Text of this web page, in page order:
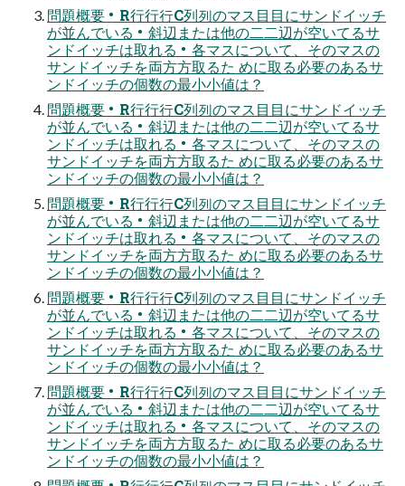
問題概要 • R⾏行行C列列のマス⽬目にサンドイッチ
が並んでいる • 斜辺または他の⼆二辺が空いてるサ
ンドイッチは取れる • 各マスについて、そのマスの
サンドイッチを両⽅方取るた めに取る必要のあるサ
ンドイッチの個数の最⼩小値は？
問題概要 • R⾏行行C列列のマス⽬目にサンドイッチ
が並んでいる • 斜辺または他の⼆二辺が空いてるサ
ンドイッチは取れる • 各マスについて、そのマスの
サンドイッチを両⽅方取るた めに取る必要のあるサ
ンドイッチの個数の最⼩小値は？
問題概要 • R⾏行行C列列のマス⽬目にサンドイッチ
が並んでいる • 斜辺または他の⼆二辺が空いてるサ
ンドイッチは取れる • 各マスについて、そのマスの
サンドイッチを両⽅方取るた めに取る必要のあるサ
ンドイッチの個数の最⼩小値は？
問題概要 • R⾏行行C列列のマス⽬目にサンドイッチ
が並んでいる • 斜辺または他の⼆二辺が空いてるサ
ンドイッチは取れる • 各マスについて、そのマスの
サンドイッチを両⽅方取るた めに取る必要のあるサ
ンドイッチの個数の最⼩小値は？
問題概要 • R⾏行行C列列のマス⽬目にサンドイッチ
が並んでいる • 斜辺または他の⼆二辺が空いてるサ
ンドイッチは取れる • 各マスについて、そのマスの
サンドイッチを両⽅方取るた めに取る必要のあるサ
ンドイッチの個数の最⼩小値は？